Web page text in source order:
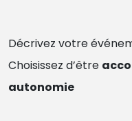
Décrivez votre
Choisissez d’être
autonomie